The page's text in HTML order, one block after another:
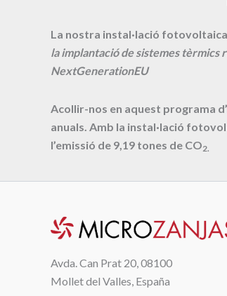
La nostra instal·lació
la implantació de sistemes tèrmics
NextGenerationEU
Acollir-nos en aquest programa
anuals. Amb la instal·lació
l’emissió de 9,19 tones de CO2.
Avda. Can Prat 20, 08100
Mollet del Valles, España